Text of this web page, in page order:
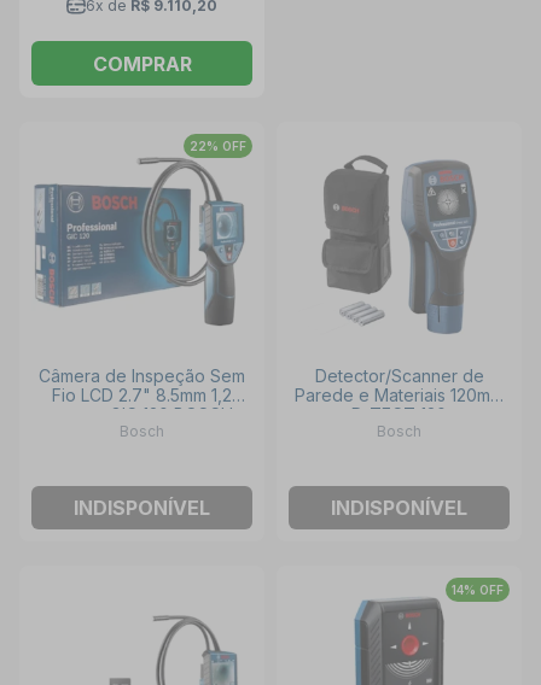
6x de R$ 9.110,20
COMPRAR
22% OFF
Câmera de Inspeção Sem
Fio LCD 2.7" 8.5mm 1,2
metros GIC 120 BOSCH
Bosch
INDISPONÍVEL
Detector/Scanner de
Parede e Materiais 120mm
D-TECT 120
0601081303000 BOSCH
Bosch
INDISPONÍVEL
14% OFF